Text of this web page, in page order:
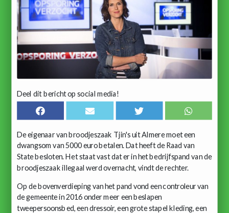
Deel dit bericht op social media!
De eigenaar van broodjeszaak Tjin's uit Almere moet een
dwangsom van 5000 euro betalen. Dat heeft de Raad van
State besloten. Het staat vast dat er in het bedrijfspand van de
broodjeszaak illegaal werd overnacht, vindt de rechter.
Op de bovenverdieping van het pand vond een controleur van
de gemeente in 2016 onder meer een beslapen
tweepersoonsbed, een dressoir, een grote stapel kleding, een